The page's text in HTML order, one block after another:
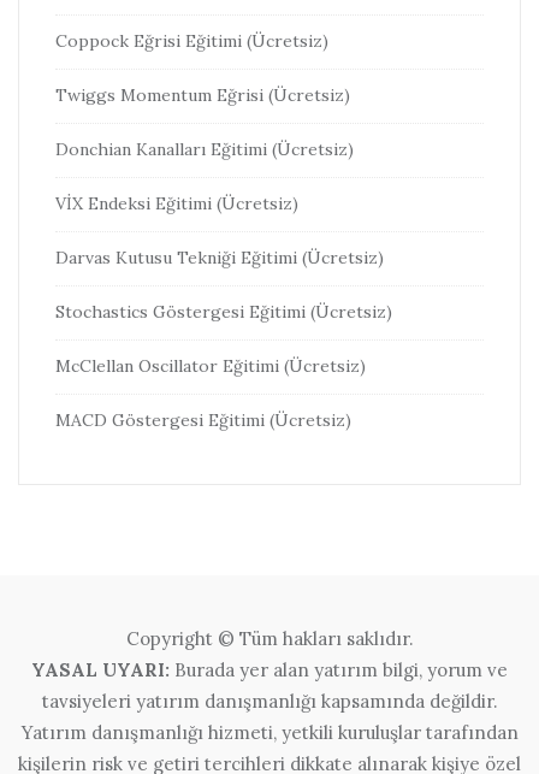
Coppock Eğrisi Eğitimi (Ücretsiz)
Twiggs Momentum Eğrisi (Ücretsiz)
Donchian Kanalları Eğitimi (Ücretsiz)
VİX Endeksi Eğitimi (Ücretsiz)
Darvas Kutusu Tekniği Eğitimi (Ücretsiz)
Stochastics Göstergesi Eğitimi (Ücretsiz)
McClellan Oscillator Eğitimi (Ücretsiz)
MACD Göstergesi Eğitimi (Ücretsiz)
Copyright © Tüm hakları saklıdır.
YASAL UYARI: Burada yer alan yatırım bilgi, yorum ve
tavsiyeleri yatırım danışmanlığı kapsamında değildir.
Yatırım danışmanlığı hizmeti, yetkili kuruluşlar tarafından
kişilerin risk ve getiri tercihleri dikkate alınarak kişiye özel